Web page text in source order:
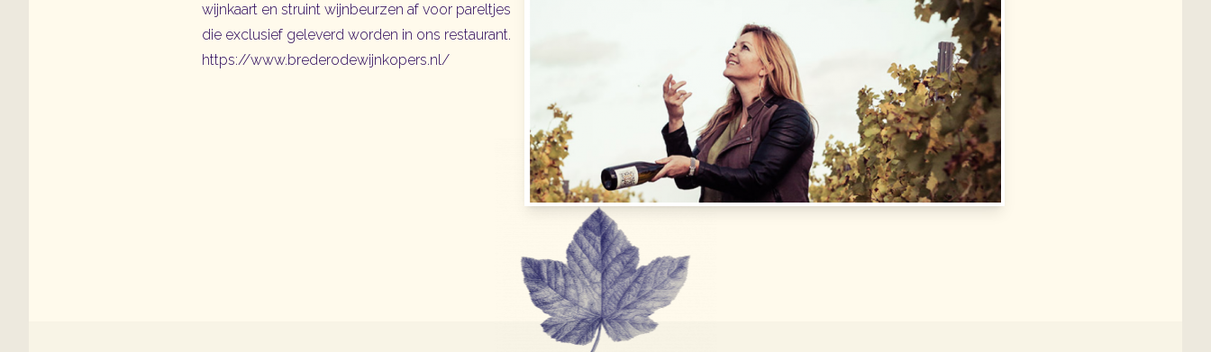
wijnkaart en struint wijnbeurzen af voor pareltjes
die exclusief geleverd worden in ons restaurant.
https://www.brederodewijnkopers.nl/